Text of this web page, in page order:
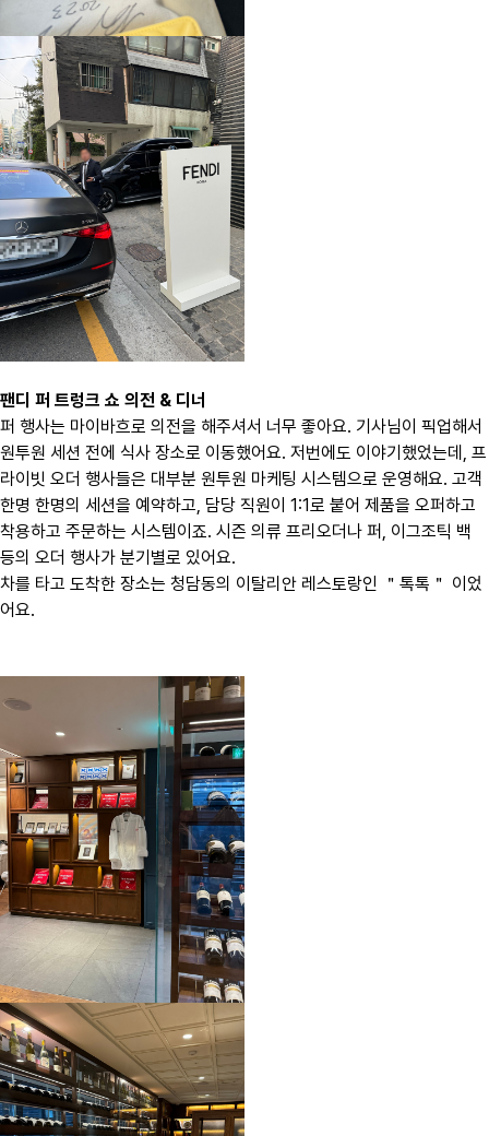
팬디 퍼 트렁크 쇼 의전 & 디너
퍼 행사는 마이바흐로 의전을 해주셔서 너무 좋아요. 기사님이 픽업해서
원투원 세션 전에 식사 장소로 이동했어요. 저번에도 이야기했었는데, 프
라이빗 오더 행사들은 대부분 원투원 마케팅 시스템으로 운영해요. 고객
한명 한명의 세션을 예약하고, 담당 직원이 1:1로 붙어 제품을 오퍼하고
착용하고 주문하는 시스템이죠. 시즌 의류 프리오더나 퍼, 이그조틱 백
등의 오더 행사가 분기별로 있어요.
차를 타고 도착한 장소는 청담동의 이탈리안 레스토랑인 ＂톡톡＂ 이었
어요.